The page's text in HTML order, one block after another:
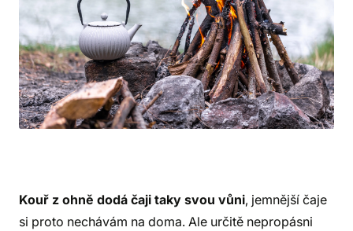
Kouř z ohně dodá čaji taky svou vůni, jemnější čaje
si proto nechávám na doma. Ale určitě nepropásni